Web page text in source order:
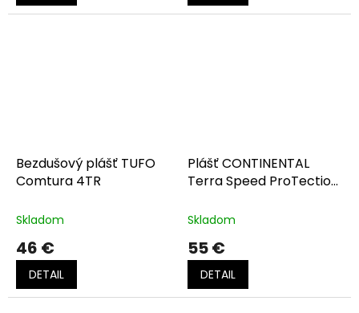
Bezdušový plášť TUFO
Comtura 4TR
Skladom
46 €
DETAIL
Plášť CONTINENTAL
Terra Speed ProTection
Skladom
55 €
DETAIL